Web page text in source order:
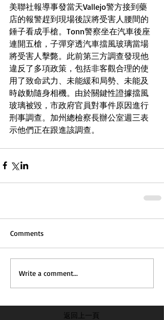
美聯社報導事發當天Vallejo警方接到藥
店的報警趕到現場後誤將受害人腰間的
錘子看成手槍。Tonn警察坐在汽車後座
連開五槍，子彈穿透汽車擋風玻璃當場
將受害人擊斃。此前第三方調查發現他
違反了多項政策，包括非客觀合理的使
用了致命武力、未能緩和局勢、未能及
時啟動隨身相機。由於關鍵性證據擋風
玻璃被毀，市政府官員對事件原因進行
刑事調查。加州總檢察長辦公室週三表
示他們正在跟進該調查。
Comments
Write a comment...
返回上一頁